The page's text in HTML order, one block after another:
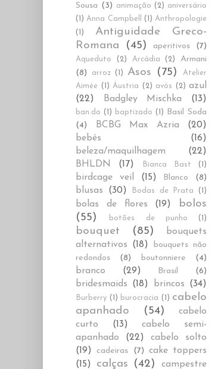
Sousa (3) animação (2) aniversário
(1) Anna Campbell (1) Anthropologie
(1)
Antiguidade Greco-
Romana
(45) aperitivos (7)
Aqueduto (2) Arcádia (2)
Armani
(8)
arroz (1) Asos (75)
Atelier
Aimée
(1) Áustria (2) avós (2) azul
(22)
Badgley Mischka (13)
ban.do (1) baptizado (1)
Basil Soda
(4)
BCBG Max Azria
(20)
bebés
(16)
beleza/maquilhagem
(22)
BHLDN
(17) Bianca Bast (1)
birdcage veil (15) Blanco (8)
blusas (30) Bodas de Prata (1)
bolas de flores (19)
bolos
(55)
botões de punho (1)
bouquet (85)
bouquets
alternativos
(18)
bouquets não
redondos
(8) boutonniere (4)
branco (29) Brasil (6)
bridesmaids (18) brincos (34)
Burberry (1) burocracia (1) cabelo
apanhado
(54)
cabelo
curto
(13)
cabelo semi-
apanhado
(22)
cabelo solto
(19)
cadeiras (7) cake toppers
(15)
calças (42)
campestre